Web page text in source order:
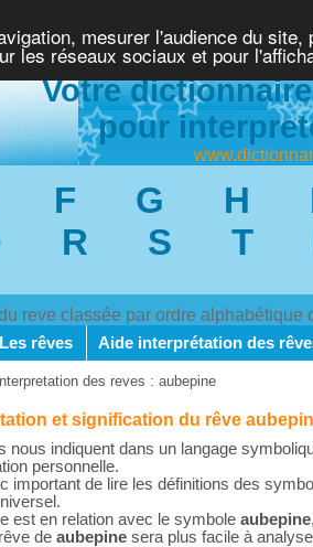
mesurer l'audience du
les réseaux sociaux et pour
Votre
pour
F G H
R S T
reve classée par ordre alphabétique
Les rêves Aide interprétation des
Interpretation des reves : aubepine
et signification du rêve
nous indiquent dans un langage
personnelle.
important de lire les définitions des
est en relation avec le symboleaubepine
deaubepine sera plus facile à